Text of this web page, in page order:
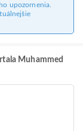
upozornenia.
Muhammed